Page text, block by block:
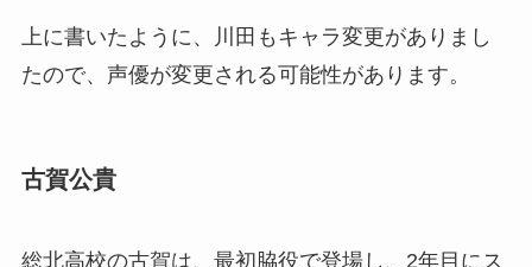
上に書いたように、川田もキャラ変更がありまし
たので、声優が変更される可能性があります。
古賀公貴
総北高校の古賀は、最初脇役で登場し、2年目にス